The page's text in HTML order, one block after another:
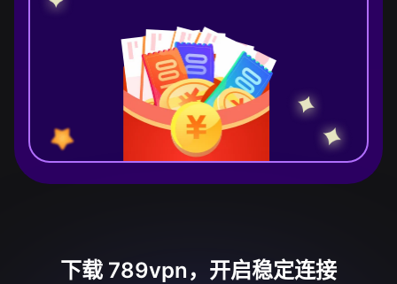
下载 789vpn，开启稳定连接